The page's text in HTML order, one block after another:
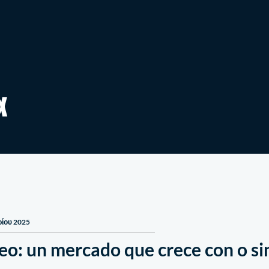
2025
un mercado que crece con o